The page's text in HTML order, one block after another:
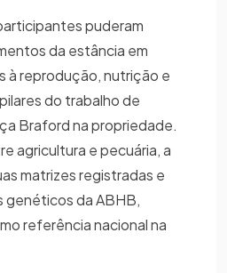
puderam
da estância em
à reprodução, nutrição e
do trabalho de
Braford na propriedade.
agricultura e pecuária, a
matrizes registradas e
genéticos da ABHB,
referência nacional na